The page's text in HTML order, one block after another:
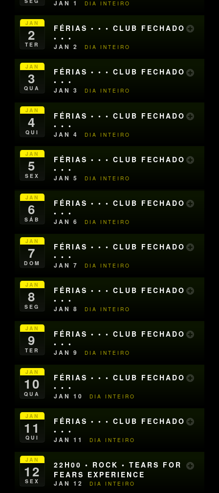
JAN 1 DIA INTEIRO
JAN
2
TER
FÉRIAS • • • CLUB FECHADO
• • •
JAN 2 DIA INTEIRO
JAN
3
QUA
FÉRIAS • • • CLUB FECHADO
• • •
JAN 3 DIA INTEIRO
JAN
4
QUI
FÉRIAS • • • CLUB FECHADO
• • •
JAN 4 DIA INTEIRO
JAN
5
SEX
FÉRIAS • • • CLUB FECHADO
• • •
JAN 5 DIA INTEIRO
JAN
6
SÁB
FÉRIAS • • • CLUB FECHADO
• • •
JAN 6 DIA INTEIRO
JAN
7
DOM
FÉRIAS • • • CLUB FECHADO
• • •
JAN 7 DIA INTEIRO
JAN
8
SEG
FÉRIAS • • • CLUB FECHADO
• • •
JAN 8 DIA INTEIRO
JAN
9
TER
FÉRIAS • • • CLUB FECHADO
• • •
JAN 9 DIA INTEIRO
JAN
10
QUA
FÉRIAS • • • CLUB FECHADO
• • •
JAN 10 DIA INTEIRO
JAN
11
QUI
FÉRIAS • • • CLUB FECHADO
• • •
JAN 11 DIA INTEIRO
JAN
12
SEX
22H00 • ROCK • TEARS FOR
FEARS EXPERIENCE
JAN 12 DIA INTEIRO